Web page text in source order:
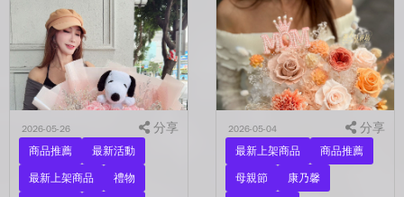
的家人，還是那個努力生活
的自己？ 花，不一定要等
到特別的人才能收到。...
在拍照📷 穿著學士服、抱著
花束，笑著紀錄這段重要的
時光🤍 一路走到現在，一
定有很多不容易。 熬過考
試...
2026-05-26 分享
商品推薦
最新活動
最新上架商品
禮物
2026-05-04 分享
最新上架商品
商品推薦
母親節
康乃馨